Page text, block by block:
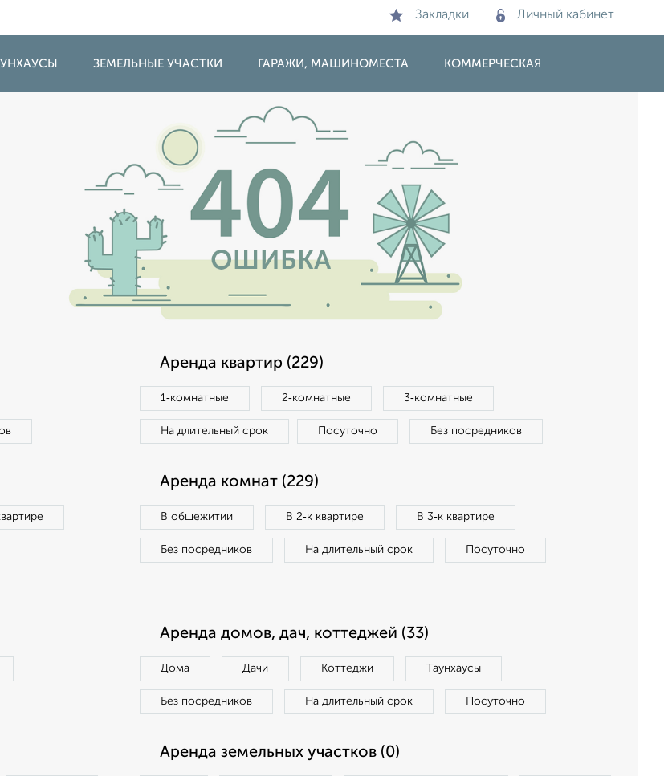
Закладки Личный кабинет
ЗЕМЕЛЬНЫЕ УЧАСТКИ ГАРАЖИ, МАШИНОМЕСТА КОММЕРЧЕСКАЯ
Аренда квартир (229)
1‑комнатные 2‑комнатные 3‑комнатные
На длительный срок Посуточно Без посредников
Аренда комнат (229)
В общежитии В 2‑к квартире В 3‑к квартире
Без посредников На длительный срок Посуточно
Аренда домов, дач, коттеджей (33)
Дома Дачи Коттеджи Таунхаусы
Без посредников На длительный срок Посуточно
Аренда земельных участков (0)